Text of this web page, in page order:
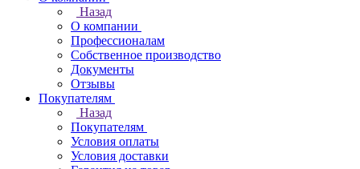
Назад
О компании
Профессионалам
Собственное производство
Документы
Отзывы
Покупателям
Назад
Покупателям
Условия оплаты
Условия доставки